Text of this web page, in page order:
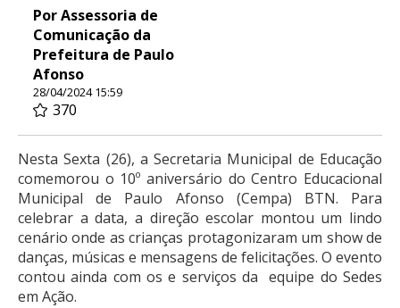
Por Assessoria de
Comunicação da
Prefeitura de Paulo
Afonso
28/04/2024 15:59
370
Nesta Sexta (26), a Secretaria Municipal de Educação
comemorou o 10º aniversário do Centro Educacional
Municipal de Paulo Afonso (Cempa) BTN. Para
celebrar a data, a direção escolar montou um lindo
cenário onde as crianças protagonizaram um show de
danças, músicas e mensagens de felicitações. O evento
contou ainda com os e serviços da equipe do Sedes
em Ação.